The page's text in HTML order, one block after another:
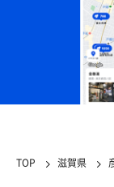
TOP 滋賀県